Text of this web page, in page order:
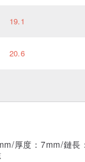
19.1
20.6
厚度：7mm/鏈長